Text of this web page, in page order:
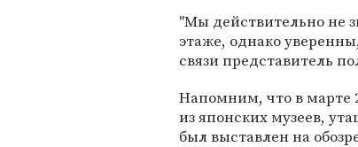
"Мы действительно не
этаже, однако
связи представитель
Напомним, что в марте
из японских музеев,
был выставлен на